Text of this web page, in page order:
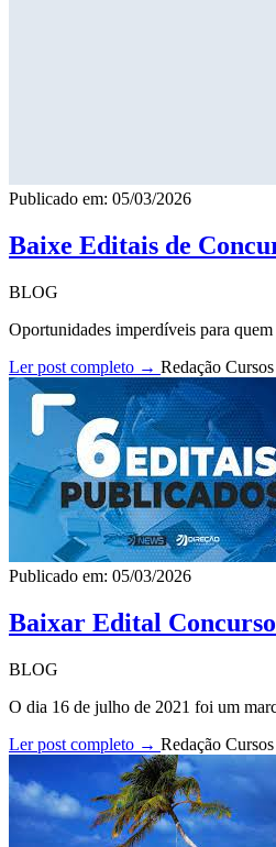
Publicado em: 05/03/2026
Baixe Editais de
BLOG
Oportunidades imperdíveis para
Ler post completo → Redação
Publicado em: 05/03/2026
Baixar Edital
BLOG
O dia 16 de julho de 2021 foi um
Ler post completo → Redação